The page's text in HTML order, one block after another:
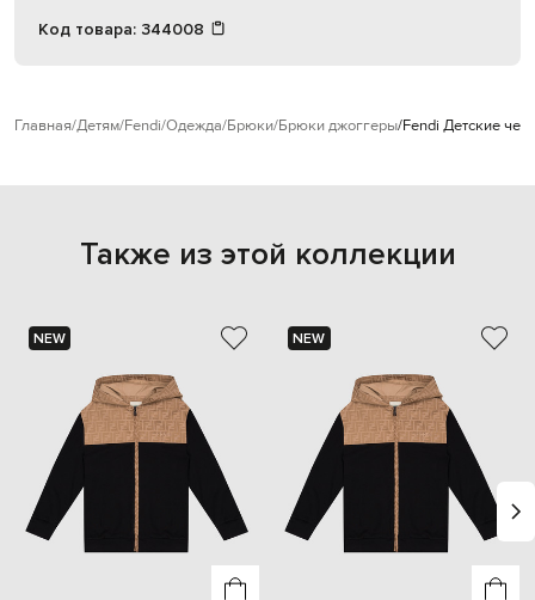
Код товара: 344008
Главная Детям Fendi Одежда Брюки Брюки джоггеры Fendi Детские
Также из этой коллекции
NEW NEW